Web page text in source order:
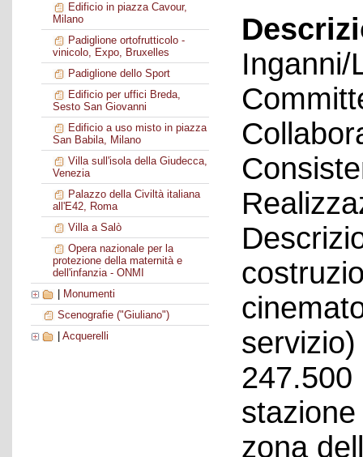
Edificio in piazza Cavour,
Milano
Padiglione ortofrutticolo -
vinicolo, Expo, Bruxelles
Padiglione dello Sport
Edificio per uffici Breda,
Sesto San Giovanni
Edificio a uso misto in piazza
San Babila, Milano
Villa sull'isola della Giudecca,
Venezia
Palazzo della Civiltà italiana
all'E42, Roma
Villa a Salò
Opera nazionale per la
protezione della maternità e
dell'infanzia - ONMI
Monumenti
Scenografie ("Giuliano")
Acquerelli
Inganni/
247.500
zona